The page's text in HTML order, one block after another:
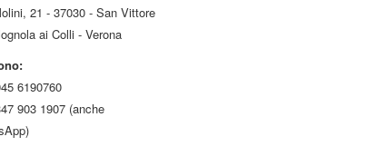
21 - 37030 - San Vittore
ai Colli - Verona
6190760
903 1907 (anche